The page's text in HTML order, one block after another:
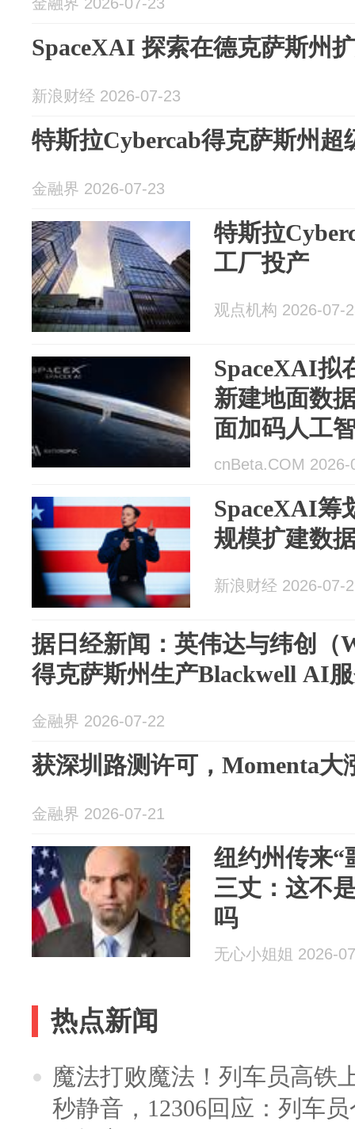
SpaceXAI 探索在德克萨斯州
新浪财经 2026-07-23
特斯拉Cybercab得克萨斯州超
金融界 2026-07-23
特斯拉
工厂投产
观点机构 2026-07-
SpaceXAI拟
新建地面数
面加码人工
cnBeta.COM 2026-
SpaceXAI筹
规模扩建数
新浪财经 2026-07-
据日经新闻：英伟达与纬创（
得克萨斯州生产Blackwell AI
金融界 2026-07-22
获深圳路测许可，Momenta大
金融界 2026-07-21
纽约州传来“
三丈：这不
吗
无心小姐姐 2026-
热点新闻
魔法打败魔法！列车员高铁
秒静音，12306回应：列车